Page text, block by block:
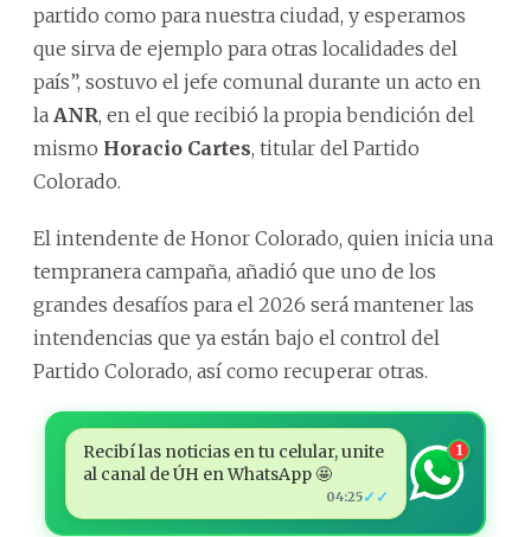
partido como para nuestra ciudad, y esperamos
que sirva de ejemplo para otras localidades del
país”, sostuvo el jefe comunal durante un acto en
la ANR, en el que recibió la propia bendición del
mismo Horacio Cartes, titular del Partido
Colorado.
El intendente de Honor Colorado, quien inicia una
tempranera campaña, añadió que uno de los
grandes desafíos para el 2026 será mantener las
intendencias que ya están bajo el control del
Partido Colorado, así como recuperar otras.
Recibí las noticias en tu celular, unite
al canal de ÚH en WhatsApp 🤩
04:25✓✓
1